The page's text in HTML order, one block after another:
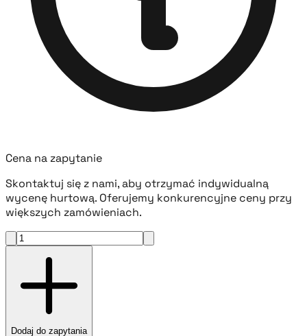
Cena na zapytanie
Skontaktuj się z nami, aby otrzymać indywidualną
wycenę hurtową. Oferujemy konkurencyjne ceny przy
większych zamówieniach.
Dodaj do zapytania